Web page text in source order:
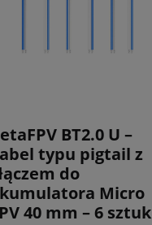
BT2.0 U –
typu pigtail z
do
Micro
40 mm – 6 sztuk